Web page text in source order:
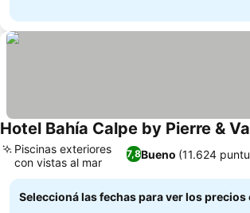
Hotel Bahía Calpe by Pierre &
7,8Bueno (11.624
Piscinas exteriores
con vistas al mar
Seleccioná las fechas para ver los precios